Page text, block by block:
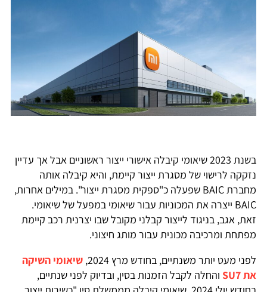
בשנת 2023 שיאומי קיבלה אישורי ייצור ראשוניים אבל אך עדיין
נזקקה לרישוי של מסגרת ייצור קיימת, והיא קיבלה אותה
מחברת BAIC שפעלה כ"ספקית מסגרת ייצור". במילים אחרות,
BAIC ייצרה את המכוניות עבור שיאומי במפעל של שיאומי.
זאת, אגב, בניגוד לייצור קבלני מקובל שבו יצרנית רכב קיימת
מפתחת ומרכיבה מכונית עבור מותג חיצוני.
לפני מעט יותר משנתיים, בחודש מרץ 2024,
שיאומי השיקה
את SU7
והחלה לקבל הזמנות בסין, ובדיוק לפני שנתיים,